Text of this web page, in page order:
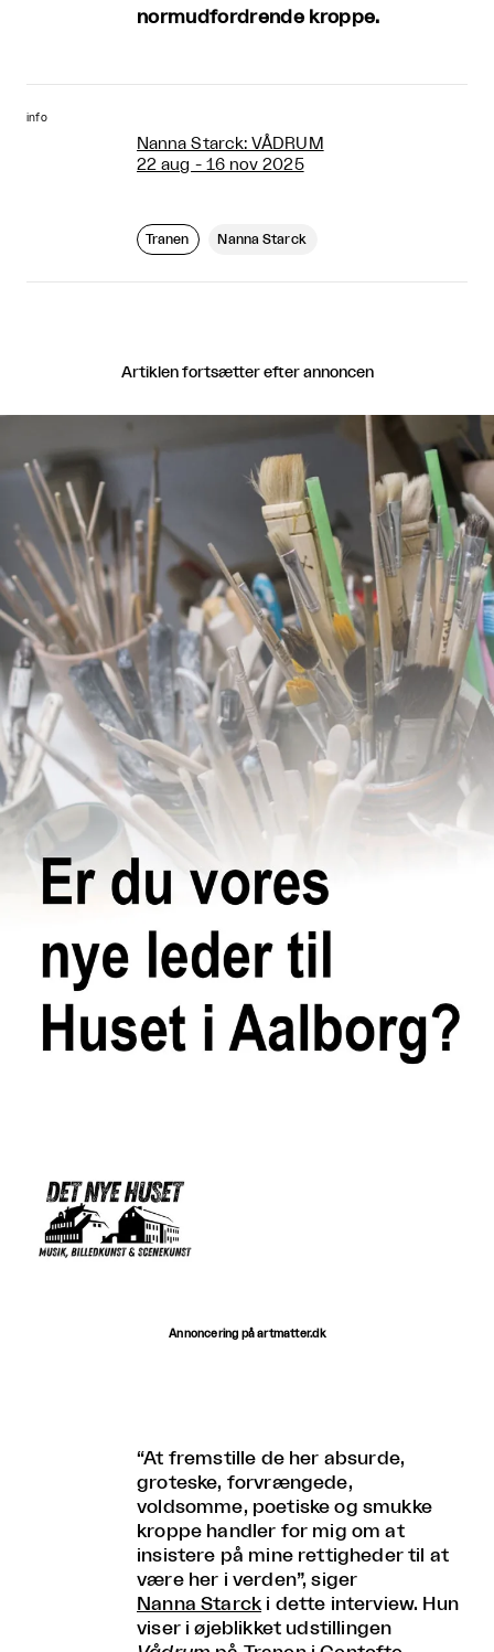
normudfordrende kroppe.
info
Nanna Starck: VÅDRUM
22 aug - 16 nov 2025
Tranen Nanna Starck
Artiklen fortsætter efter annoncen
Annoncering på artmatter.dk
“At fremstille de her absurde,
groteske, forvrængede,
voldsomme, poetiske og smukke
kroppe handler for mig om at
insistere på mine rettigheder til at
være her i verden”, siger
Nanna Starck i dette interview. Hun
viser i øjeblikket udstillingen